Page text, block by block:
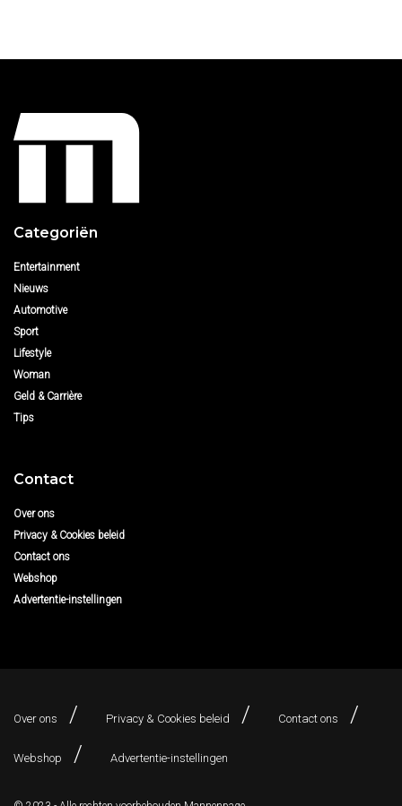
Categoriën
Entertainment
Nieuws
Automotive
Sport
Lifestyle
Woman
Geld & Carrière
Tips
Contact
Over ons
Privacy & Cookies beleid
Contact ons
Webshop
Advertentie-instellingen
Over ons Privacy & Cookies beleid Contact ons
Webshop Advertentie-instellingen